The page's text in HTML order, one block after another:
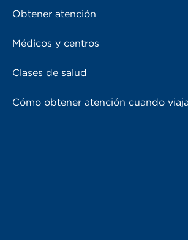
Obtener atención
Médicos y centros
Clases de salud
Cómo obtener atención cuando viaja